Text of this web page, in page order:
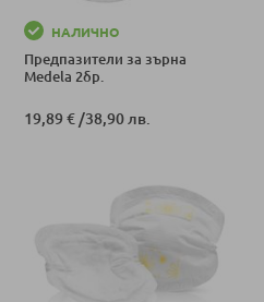
НАЛИЧНО
Предпазители за зърна
Medela 2бр.
19,89 € /38,90 лв.